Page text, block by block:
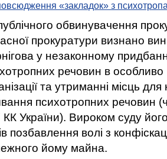
«закладок» з
обвинувачення
прокуратури визнано
у незаконному
речовин в особливо
та утриманні місць
психотропних речовин
КК України). Вироком суду
позбавлення волі з
йому майна.